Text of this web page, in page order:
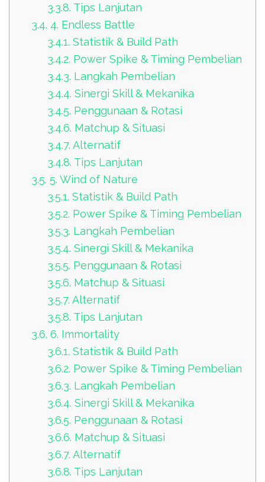
3.3.8. Tips Lanjutan
3.4. 4. Endless Battle
3.4.1. Statistik & Build Path
3.4.2. Power Spike & Timing Pembelian
3.4.3. Langkah Pembelian
3.4.4. Sinergi Skill & Mekanika
3.4.5. Penggunaan & Rotasi
3.4.6. Matchup & Situasi
3.4.7. Alternatif
3.4.8. Tips Lanjutan
3.5. 5. Wind of Nature
3.5.1. Statistik & Build Path
3.5.2. Power Spike & Timing Pembelian
3.5.3. Langkah Pembelian
3.5.4. Sinergi Skill & Mekanika
3.5.5. Penggunaan & Rotasi
3.5.6. Matchup & Situasi
3.5.7. Alternatif
3.5.8. Tips Lanjutan
3.6. 6. Immortality
3.6.1. Statistik & Build Path
3.6.2. Power Spike & Timing Pembelian
3.6.3. Langkah Pembelian
3.6.4. Sinergi Skill & Mekanika
3.6.5. Penggunaan & Rotasi
3.6.6. Matchup & Situasi
3.6.7. Alternatif
3.6.8. Tips Lanjutan